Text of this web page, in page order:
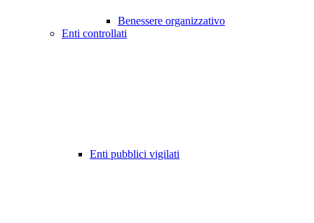
Benessere organizzativo
Enti controllati
Enti pubblici vigilati